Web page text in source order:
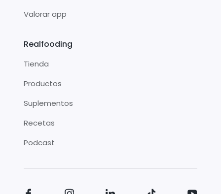
Valorar app
Realfooding
Tienda
Productos
Suplementos
Recetas
Podcast